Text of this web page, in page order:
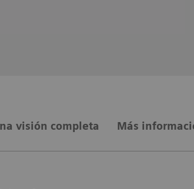
visión completa Más